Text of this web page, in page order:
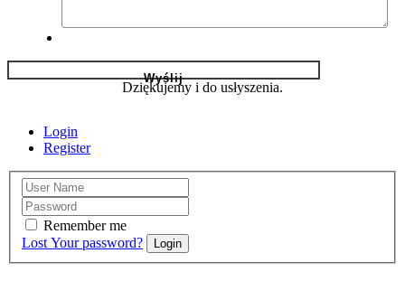
Dziękujemy i do usłyszenia.
Login
Register
Remember me
Lost Your password?
Login